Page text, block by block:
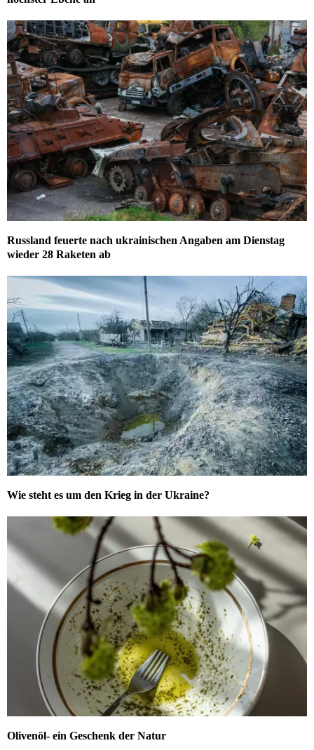
Russland feuerte nach ukrainischen Angaben am Dienstag
wieder 28 Raketen ab
Wie steht es um den Krieg in der Ukraine?
Olivenöl- ein Geschenk der Natur